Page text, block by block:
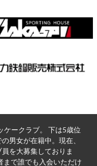
ケークラブ。 下は5歳位
男女が在籍中。現在、
を大募集しておりま
まで誰でも入会いただけ